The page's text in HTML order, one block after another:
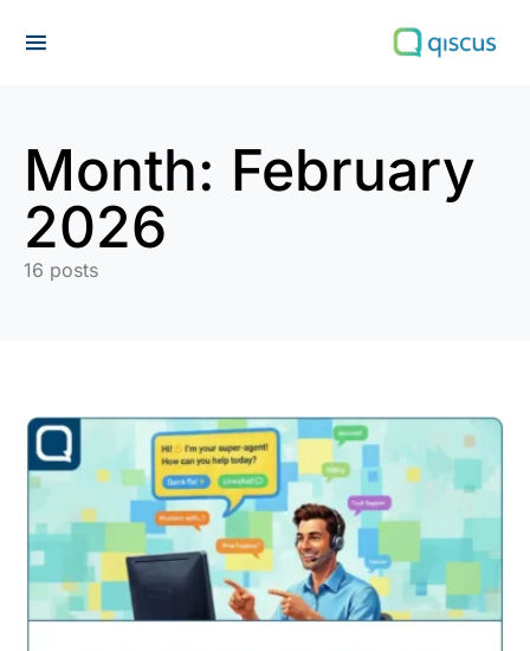
Month: February
2026
16 posts